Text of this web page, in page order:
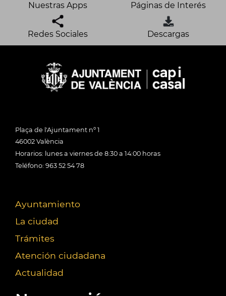
Nuestras Apps Páginas de Interés
Redes Sociales Descargas
Plaça de l'Ajuntament nº 1
46002 València
Horarios: lunes a viernes de 8:30 a 14:00 horas
Teléfono: 963 52 54 78
Ayuntamiento
La ciudad
Trámites
Atención ciudadana
Actualidad